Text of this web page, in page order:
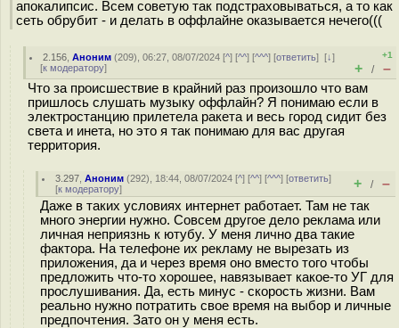
апокалипсис. Всем советую так подстраховываться, а то как
сеть обрубит - и делать в оффлайне оказывается нечего(((
2.156 ,Аноним (209), 06:27, 08/07/2024 [^] [^^] [^^^] [ответить][↓]
[к модератору]
+1
+ / –
Что за происшествие в крайний раз произошло что вам
пришлось слушать музыку оффлайн? Я понимаю если в
электростанцию прилетела ракета и весь город сидит без
света и инета, но это я так понимаю для вас другая
территория.
3.297 ,Аноним (292), 18:44, 08/07/2024 [^] [^^] [^^^] [ответить]
[к модератору] + / –
Даже в таких условиях интернет работает. Там не так
много энергии нужно. Совсем другое дело реклама или
личная неприязнь к ютубу. У меня лично два такие
фактора. На телефоне их рекламу не вырезать из
приложения, да и через время оно вместо того чтобы
предложить что-то хорошее, навязывает какое-то УГ для
прослушивания. Да, есть минус - скорость жизни. Вам
реально нужно потратить свое время на выбор и личные
предпочтения. Зато он у меня есть.